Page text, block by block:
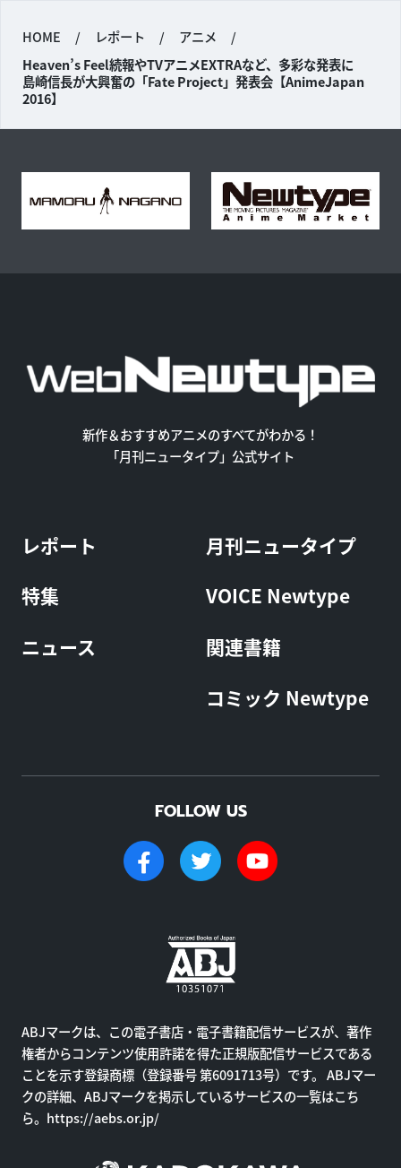
HOME / レポート / アニメ
/
Heaven’s Feel続報やTVアニメEXTRAなど、多彩な発表に
島崎信長が大興奮の「Fate Project」発表会【AnimeJapan
2016】
新作＆おすすめアニメのすべてがわかる！
「月刊ニュータイプ」公式サイト
レポート
特集
ニュース
月刊ニュータイプ
VOICE Newtype
関連書籍
コミック Newtype
FOLLOW US
ABJマークは、この電子書店・電子書籍配信サービスが、著作
権者からコンテンツ使用許諾を得た正規版配信サービスである
ことを示す登録商標（登録番号 第6091713号）です。 ABJマー
クの詳細、ABJマークを掲示しているサービスの一覧はこち
ら。 https://aebs.or.jp/